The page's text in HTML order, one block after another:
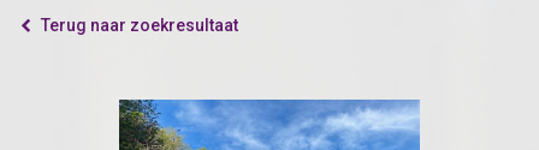
Terug naar zoekresultaat